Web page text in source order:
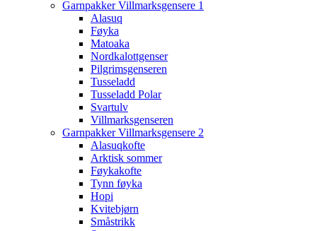
Garnpakker Villmarksgensere 1
Alasuq
Føyka
Matoaka
Nordkalottgenser
Pilgrimsgenseren
Tusseladd
Tusseladd Polar
Svartulv
Villmarksgenseren
Garnpakker Villmarksgensere 2
Alasuqkofte
Arktisk sommer
Føykakofte
Tynn føyka
Hopi
Kvitebjørn
Småstrikk